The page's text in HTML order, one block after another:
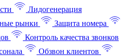
Лидогенерация
рынки
Защита номера
Контроль качества звонков
Обзвон клиентов